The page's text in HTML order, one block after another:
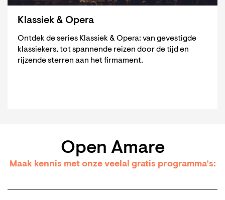
Klassiek & Opera
Ontdek de series Klassiek & Opera: van gevestigde
klassiekers, tot spannende reizen door de tijd en
rijzende sterren aan het firmament.
Open Amare
Maak kennis met onze veelal gratis programma’s: